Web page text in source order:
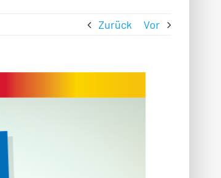
Zurück Vor